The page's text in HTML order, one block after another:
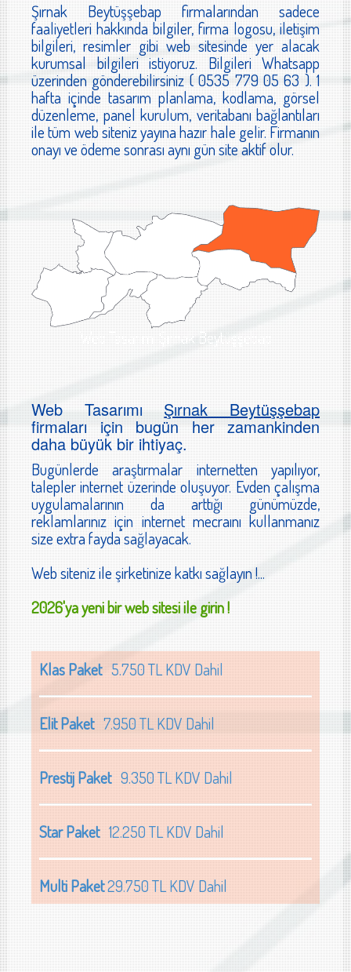
Şırnak Beytüşşebap firmalarından sadece
faaliyetleri hakkında bilgiler, firma logosu, iletişim
bilgileri, resimler gibi web sitesinde yer alacak
kurumsal bilgileri istiyoruz. Bilgileri Whatsapp
üzerinden gönderebilirsiniz ( 0535 779 05 63 ). 1
hafta içinde tasarım planlama, kodlama, görsel
düzenleme, panel kurulum, veritabanı bağlantıları
ile tüm web siteniz yayına hazır hale gelir. Firmanın
onayı ve ödeme sonrası aynı gün site aktif olur.
Web Tasarımı Şırnak Beytüşşebap
Web TasarımıŞırnak Beytüşşebap
firmaları için bugün her zamankinden
daha büyük bir ihtiyaç.
Bugünlerde araştırmalar internetten yapılıyor,
talepler internet üzerinde oluşuyor. Evden çalışma
uygulamalarının da arttığı günümüzde,
reklamlarınız için internet mecraını kullanmanız
size extra fayda sağlayacak.
Web siteniz ile şirketinize katkı sağlayın !...
2026'ya yeni bir web sitesi ile girin !
Klas Paket5.750 TL KDV Dahil
Elit Paket7.950 TL KDV Dahil
Prestij Paket9.350 TL KDV Dahil
Star Paket12.250 TL KDV Dahil
Multi Paket29.750 TL KDV Dahil